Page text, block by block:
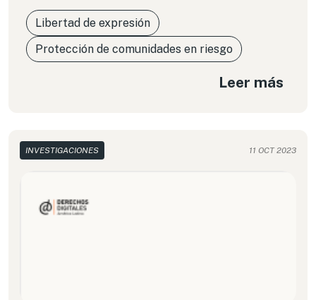
Libertad de expresión
Protección de comunidades en riesgo
Leer más
INVESTIGACIONES 11 OCT 2023